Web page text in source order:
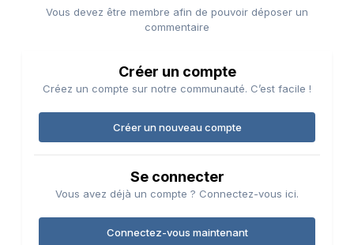
Vous devez être membre afin de pouvoir déposer un
commentaire
Créer un compte
Créez un compte sur notre communauté. C’est facile !
Créer un nouveau compte
Se connecter
Vous avez déjà un compte ? Connectez-vous ici.
Connectez-vous maintenant